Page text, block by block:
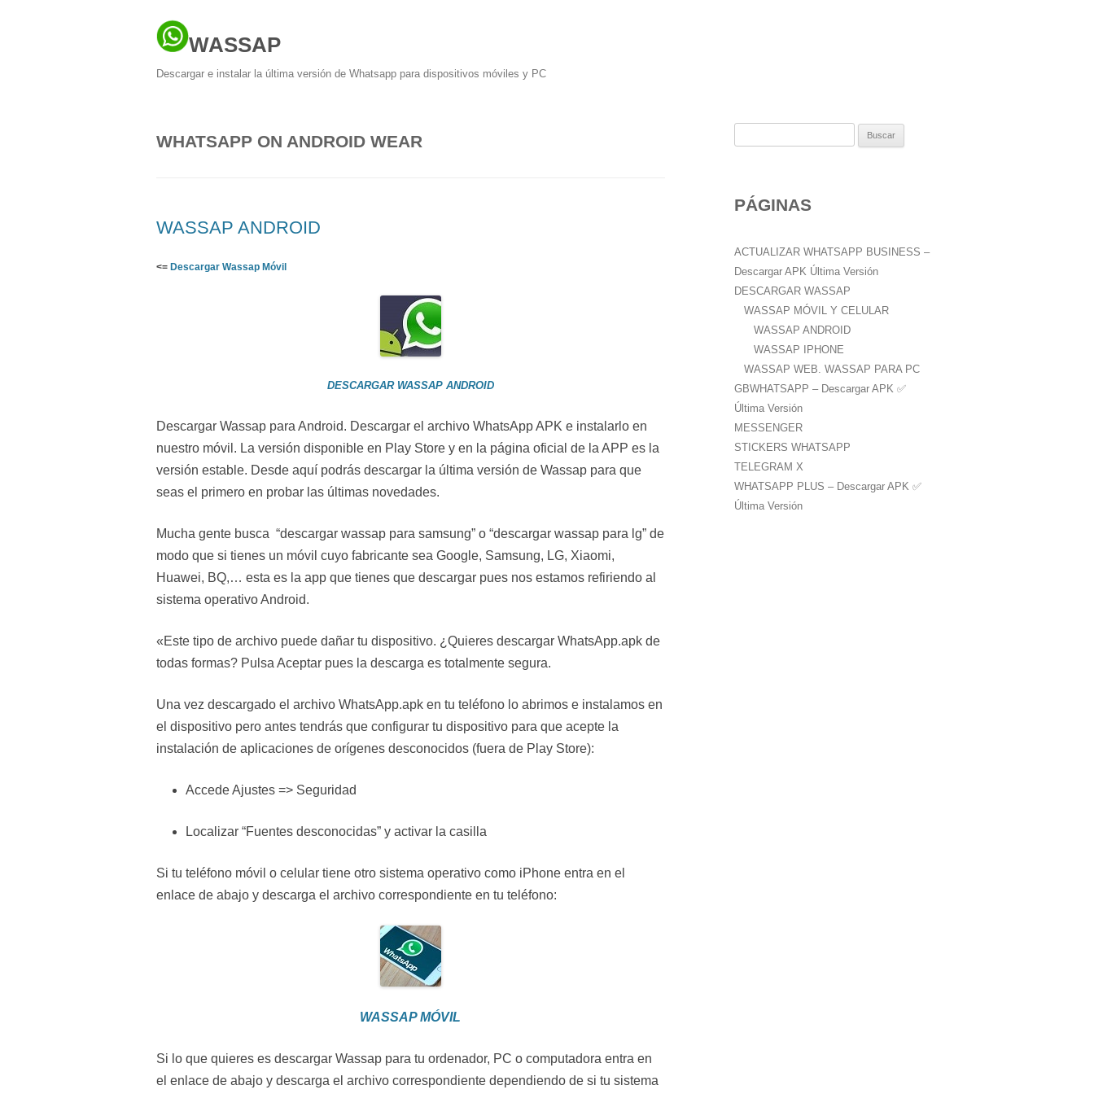
WASSAP
Descargar e instalar la última versión de Whatsapp para dispositivos móviles y PC
WHATSAPP ON ANDROID WEAR
WASSAP ANDROID
<= Descargar Wassap Móvil
DESCARGAR WASSAP ANDROID
Descargar Wassap para Android. Descargar el archivo WhatsApp APK e instalarlo en
nuestro móvil. La versión disponible en Play Store y en la página oficial de la APP es la
versión estable. Desde aquí podrás descargar la última versión de Wassap para que
seas el primero en probar las últimas novedades.
Mucha gente busca “descargar wassap para samsung” o “descargar wassap para lg” de
modo que si tienes un móvil cuyo fabricante sea Google, Samsung, LG, Xiaomi,
Huawei, BQ,… esta es la app que tienes que descargar pues nos estamos refiriendo al
sistema operativo Android.
«Este tipo de archivo puede dañar tu dispositivo. ¿Quieres descargar WhatsApp.apk de
todas formas? Pulsa Aceptar pues la descarga es totalmente segura.
Una vez descargado el archivo WhatsApp.apk en tu teléfono lo abrimos e instalamos en
el dispositivo pero antes tendrás que configurar tu dispositivo para que acepte la
instalación de aplicaciones de orígenes desconocidos (fuera de Play Store):
Accede Ajustes => Seguridad
Localizar “Fuentes desconocidas” y activar la casilla
Si tu teléfono móvil o celular tiene otro sistema operativo como iPhone entra en el
enlace de abajo y descarga el archivo correspondiente en tu teléfono:
WASSAP MÓVIL
Si lo que quieres es descargar Wassap para tu ordenador, PC o computadora entra en
el enlace de abajo y descarga el archivo correspondiente dependiendo de si tu sistema
a
:
PÁGINAS
ACTUALIZAR WHATSAPP BUSINESS –
Descargar APK Última Versión
DESCARGAR WASSAP
WASSAP MÓVIL Y CELULAR
WASSAP ANDROID
WASSAP IPHONE
WASSAP WEB. WASSAP PARA PC
GBWHATSAPP – Descargar APK ✅️
Última Versión
MESSENGER
STICKERS WHATSAPP
TELEGRAM X
WHATSAPP PLUS – Descargar APK ✅️
Última Versión